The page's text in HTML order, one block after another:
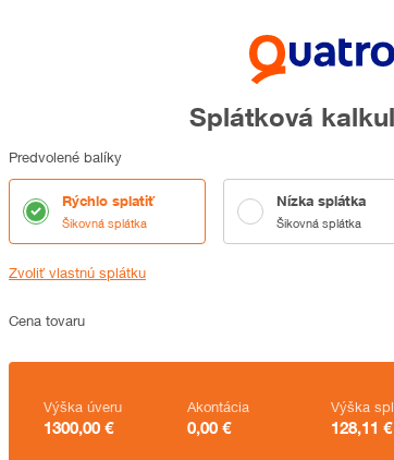
Splátková
Predvolené balíky
Rýchlo splatiť
Šikovná splátka
Nízka splátka
Šikovná splátka
Zvoliť vlastnú splátku
Cena
Cena tovaru
Zhrnutie
Výška úveru
1300,00 €
Akontácia
0,00 €
Výška
128,11 €